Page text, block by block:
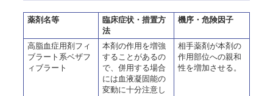
薬剤名等
臨床症状・措置方
法
機序・危険因子
高脂血症用剤フィ
ブラート系ベザフ
ィブラート
本剤の作用を増強
することがあるの
で、併用する場合
には血液凝固能の
変動に十分注意し
相手薬剤が本剤の
作用部位への親和
性を増加させる。